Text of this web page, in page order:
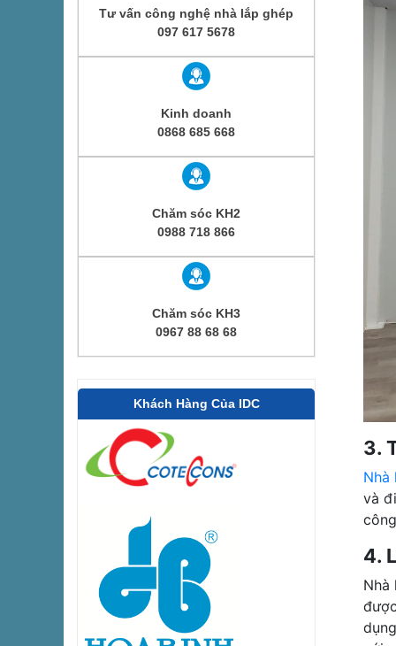
Tư vấn công nghệ nhà lắp ghép
097 617 5678
Kinh doanh
0868 685 668
Chăm sóc KH2
0988 718 866
Chăm sóc KH3
0967 88 68 68
Khách Hàng Của IDC
3.
Nhà
và
4.
Nhà